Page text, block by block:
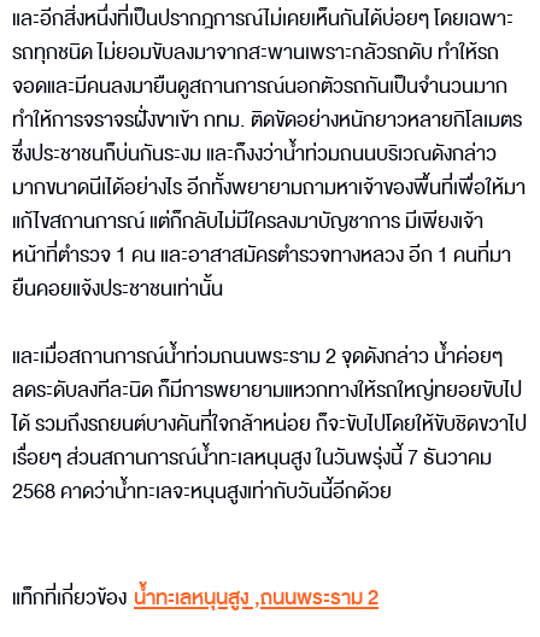
และอีกสิ่งหนึ่งที่เป็นปรากฎการณ์ไม่เคยเห็นกันได้บ่อยๆ โดยเฉพาะ
รถทุกชนิด ไม่ยอมขับลงมาจากสะพานเพราะกลัวรถดับ ทำให้รถ
จอดและมีคนลงมายืนดูสถานการณ์นอกตัวรถกันเป็นจำนวนมาก
ทำให้การจราจรฝั่งขาเข้า กทม. ติดขัดอย่างหนักยาวหลายกิโลเมตร
ซึ่งประชาชนก็บ่นกันระงม และก็งงว่าน้ำท่วมถนนบริเวณดังกล่าว
มากขนาดนีเได้อย่างไร อีกทั้งพยายามถามหาเจ้าของพื้นที่เพื่อให้มา
แก้ไขสถานการณ์ แต่ก็กลับไม่มีใครลงมาบัญชาการ มีเพียงเจ้า
หน้าที่ตำรวจ 1 คน และอาสาสมัครตำรวจทางหลวง อีก 1 คนที่มา
ยืนคอยแจ้งประชาชนเท่านั้น
และเมื่อสถานการณ์น้ำท่วมถนนพระราม 2 จุดดังกล่าว น้ำค่อยๆ
ลดระดับลงทีละนิด ก็มีการพยายามแหวกทางให้รถใหญ่ทยอยขับไป
ได้ รวมถึงรถยนต์บางคันที่ใจกล้าหน่อย ก็จะขับไปโดยให้ขับชิดขวาไป
เรื่อยๆ ส่วนสถานการณ์น้ำทะเลหนุนสูง ในวันพรุ่งนี้ 7 ธันวาคม
2568 คาดว่าน้ำทะเลจะหนุนสูงเท่ากับวันนี้อีกด้วย
แท็กที่เกี่ยวข้อง น้ำทะเลหนุนสูง ,ถนนพระราม 2